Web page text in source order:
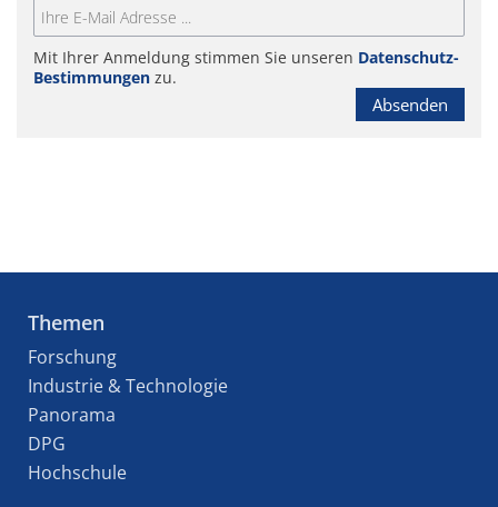
Mit Ihrer Anmeldung stimmen Sie unseren Datenschutz-
Bestimmungen zu.
Absenden
Themen
Forschung
Industrie & Technologie
Panorama
DPG
Hochschule